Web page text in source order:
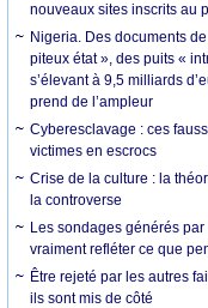
nouveaux sites inscrits au
Nigeria. Des documents
piteux état », des puits «
s’élevant à 9,5 milliards
prend de l’ampleur
Cyberesclavage : ces
victimes en escrocs
Crise de la culture : la
la controverse
Les sondages générés
vraiment refléter ce que
Être rejeté par les autres
ils sont mis de côté